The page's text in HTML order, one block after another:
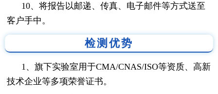
10、将报告以邮递、传真、电子邮件等方式送至
客户手中。
检测优势
1、旗下实验室用于CMA/CNAS/ISO等资质、高新
技术企业等多项荣誉证书。